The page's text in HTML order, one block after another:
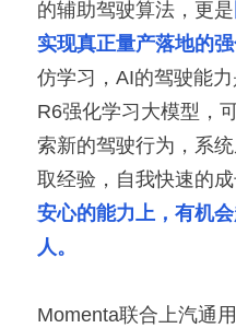
的辅助驾驶算法，更是
实现真正量产落地的强
仿学习，AI的驾驶能
R6强化学习大模型，
索新的驾驶行为，系
取经验，自我快速的
安心的能力上，有机
人。
Momenta联合上汽通用